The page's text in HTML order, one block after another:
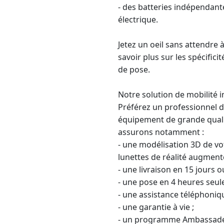
- des batteries
électrique.
Jetez un oeil sans attendre
savoir plus sur les
de pose.
Notre solution de mobilité
Préférez un professionnel
équipement de grande
assurons notamment :
- une modélisation 3D de
lunettes de réalité
- une livraison en 15 jours
- une pose en 4 heures
- une assistance
- une garantie à vie ;
- un programme